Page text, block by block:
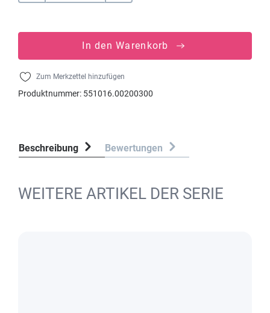
In den Warenkorb
Zum Merkzettel hinzufügen
Produktnummer: 551016.00200300
Beschreibung Bewertungen
WEITERE ARTIKEL DER SERIE